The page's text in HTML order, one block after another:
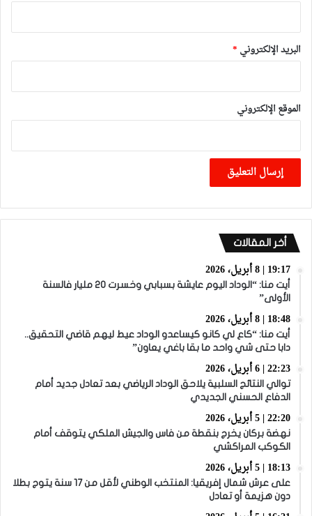
البريد الإلكتروني *
الموقع الإلكتروني
أخر المقالات
19:17 | 8 أبريل، 2026
أيت منا: “الوداد اليوم عايشة بسبابي وخسرت 20 مليار فالسنة
الأولى”
18:48 | 8 أبريل، 2026
أيت منا: “كاع لي كانو كيساعدو الوداد عيط ليهم قاضي التحقيق..
دابا حتى شي واحد ما بقا باغي يعاون”
22:23 | 6 أبريل، 2026
توالي النتائج السلبية يلاحق الوداد الرياضي بعد تعادل جديد أمام
الدفاع الحسني الجديدي
22:20 | 5 أبريل، 2026
نهضة بركان يخرج بنقطة من فاس والجيش الملكي يتوقف أمام
الكوكب المراكشي
18:13 | 5 أبريل، 2026
على عرش شمال إفريقيا: المنتخب الوطني لأقل من 17 سنة يتوج بطلا
دون هزيمة أو تعادل